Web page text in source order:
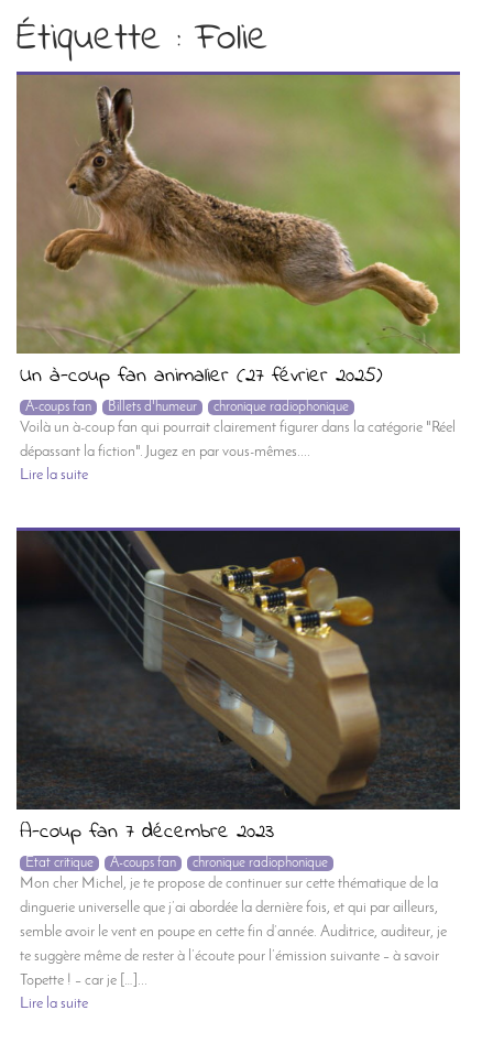
Étiquette :Folie
Un à-coup fan animalier (27 février 2025)
A-coups fan Billets d'humeur chronique radiophonique
Voilà un à-coup fan qui pourrait clairement figurer dans la catégorie "Réel
dépassant la fiction". Jugez en par vous-mêmes....
Lire la suite
A-coup fan 7 décembre 2023
Etat critique A-coups fan chronique radiophonique
Mon cher Michel, je te propose de continuer sur cette thématique de la
dinguerie universelle que j’ai abordée la dernière fois, et qui par ailleurs,
semble avoir le vent en poupe en cette fin d’année. Auditrice, auditeur, je
te suggère même de rester à l’écoute pour l’émission suivante – à savoir
Topette ! – car je […]...
Lire la suite